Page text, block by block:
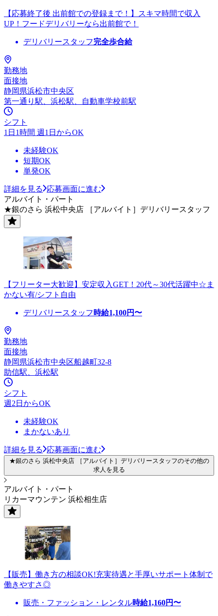
【応募終了後 出前館での登録まで！】スキマ時間で収入
UP！フードデリバリーなら出前館で！
デリバリースタッフ完全歩合給
勤務地
面接地
静岡県浜松市中央区
第一通り駅、浜松駅、自動車学校前駅
シフト
1日1時間 週1日からOK
未経験OK
短期OK
単発OK
詳細を見る
応募画面に進む
アルバイト・パート
★銀のさら 浜松中央店 ［アルバイト］デリバリースタッフ
【フリーター大歓迎】安定収入GET！20代～30代活躍中☆ま
かない有/シフト自由
デリバリースタッフ 時給1,100円〜
勤務地
面接地
静岡県浜松市中央区船越町32-8
助信駅、浜松駅
シフト
週2日からOK
未経験OK
まかないあり
詳細を見る 応募画面に進む
★銀のさら 浜松中央店 ［アルバイト］デリバリースタッフのその他の
求人を見る
アルバイト・パート
リカーマウンテン 浜松相生店
【販売】働き方の相談OK!充実待遇と手厚いサポート体制で
働きやすさ◎
販売・ファッション・レンタル時給1,160円〜